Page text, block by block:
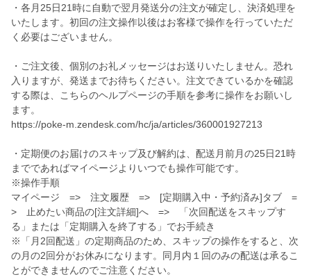
・各月25日21時に自動で翌月発送分の注文が確定し、決済処理を
いたします。初回の注文操作以後はお客様で操作を行っていただ
く必要はございません。
・ご注文後、個別のお礼メッセージはお送りいたしません。恐れ
入りますが、発送までお待ちください。注文できているかを確認
する際は、こちらのヘルプページの手順を参考に操作をお願いし
ます。
https://poke-m.zendesk.com/hc/ja/articles/360001927213
・定期便のお届けのスキップ及び解約は、配送月前月の25日21時
までであればマイページよりいつでも操作可能です。
※操作手順
マイページ => 注文履歴 => [定期購入中・予約済み]タブ =
> 止めたい商品の[注文詳細]へ => 「次回配送をスキップす
る」または「定期購入を終了する」でお手続き
※「月2回配送」の定期商品のため、スキップの操作をすると、次
の月の2回分がお休みになります。同月内１回のみの配送は承るこ
とができませんのでご注意ください。